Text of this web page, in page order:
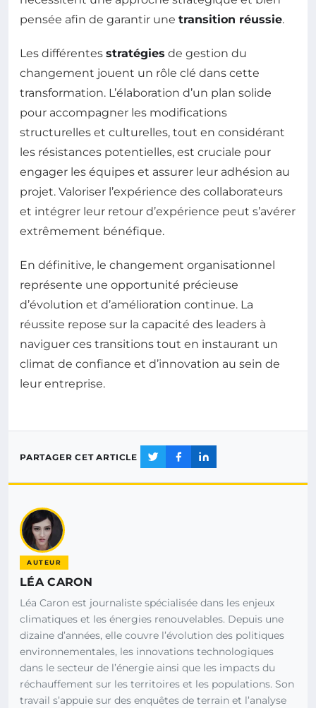
pensée afin de garantir une transition réussie.
Les différentes stratégies de gestion du
changement jouent un rôle clé dans cette
transformation. L’élaboration d’un plan solide
pour accompagner les modifications
structurelles et culturelles, tout en considérant
les résistances potentielles, est cruciale pour
engager les équipes et assurer leur adhésion au
projet. Valoriser l’expérience des collaborateurs
et intégrer leur retour d’expérience peut s’avérer
extrêmement bénéfique.
En définitive, le changement organisationnel
représente une opportunité précieuse
d’évolution et d’amélioration continue. La
réussite repose sur la capacité des leaders à
naviguer ces transitions tout en instaurant un
climat de confiance et d’innovation au sein de
leur entreprise.
PARTAGER CET ARTICLE
AUTEUR
LÉA CARON
Léa Caron est journaliste spécialisée dans les enjeux
climatiques et les énergies renouvelables. Depuis une
dizaine d’années, elle couvre l’évolution des politiques
environnementales, les innovations technologiques
dans le secteur de l’énergie ainsi que les impacts du
réchauffement sur les territoires et les populations. Son
travail s’appuie sur des enquêtes de terrain et l’analyse